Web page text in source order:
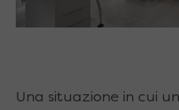
Una situazione in cui